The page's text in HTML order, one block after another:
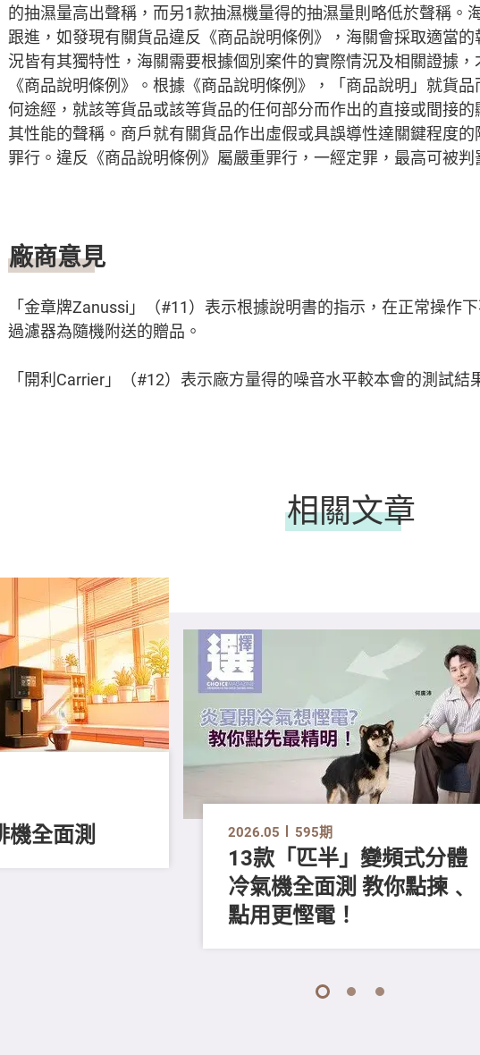
的抽濕量高出聲稱，而另1款抽濕機量得的抽濕量則略低於聲稱。
跟進，如發現有關貨品違反《商品說明條例》，海關會採取適當
況皆有其獨特性，海關需要根據個別案件的實際情況及相關證據
《商品說明條例》。根據《商品說明條例》，「商品說明」就貨
何途經，就該等貨品或該等貨品的任何部分而作出的直接或間接
其性能的聲稱。商戶就有關貨品作出虛假或具誤導性達關鍵程度
罪行。違反《商品說明條例》屬嚴重罪行，一經定罪，最高可被判
廠商意見
「金章牌Zanussi」（#11）表示根據說明書的指示，在正常操作
過濾器為隨機附送的贈品。
「開利Carrier」（#12）表示廠方量得的噪音水平較本會的測試結
相關文章
機全面測
2026.05 595期
13款「匹半」變頻式分體
冷氣機全面測 教你點揀﹑
點用更慳電！
1 2 3